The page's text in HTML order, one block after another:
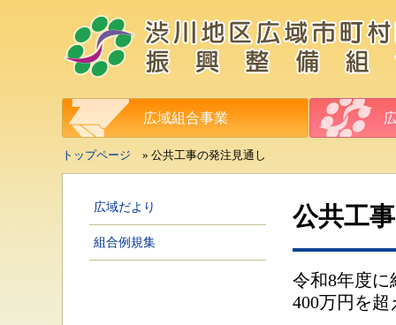
広域組合事業
トップページ » 公共工事の発注見通し
広域だより
組合例規集
公共工
令和8年度
400万円を